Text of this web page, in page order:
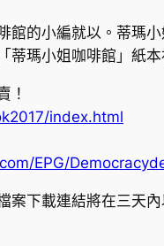
館的小編就以。蒂瑪
蒂瑪小姐咖啡館」紙
！
index.html
EPG/
案下載連結將在三天